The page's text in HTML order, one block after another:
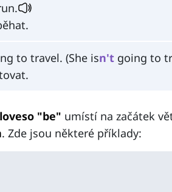
to travel. (She isn't going to
"be" umístí na začátek
. Zde jsou některé příklady: